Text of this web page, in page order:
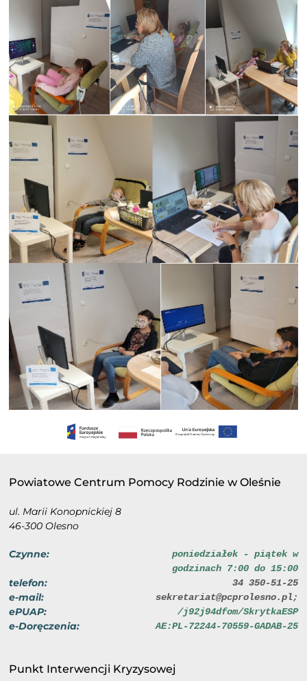
Powiatowe Centrum Pomocy Rodzinie w Oleśnie
ul. Marii Konopnickiej 8
46-300 Olesno
Czynne:
poniedziałek - piątek w
godzinach 7:00 do 15:00
telefon: 34 350-51-25
e-mail: sekretariat@pcprolesno.pl;
ePUAP: /j92j94dfom/SkrytkaESP
e-Doręczenia: AE:PL-72244-70559-GADAB-25
Punkt Interwencji Kryzysowej